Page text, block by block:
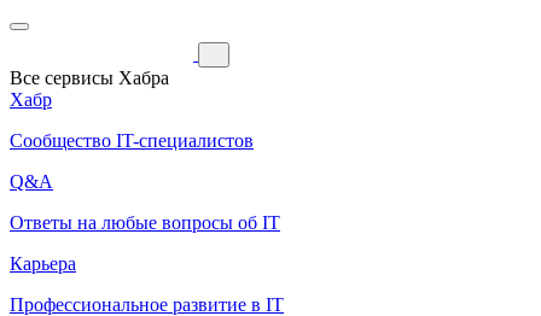
Все сервисы Хабра
Хабр
Сообщество IT-специалистов
Q&A
Ответы на любые вопросы об IT
Карьера
Профессиональное развитие в IT